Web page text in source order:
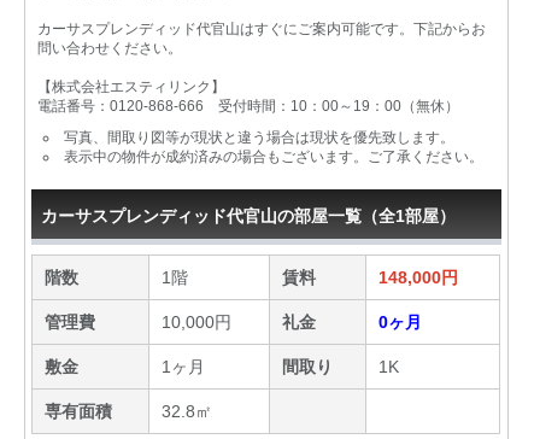
カーサスプレンディッド代官山はすぐにご案内可能です。下記からお
問い合わせください。
【株式会社エスティリンク】
電話番号：0120-868-666 受付時間：10：00～19：00（無休）
写真、間取り図等が現状と違う場合は現状を優先致します。
表示中の物件が成約済みの場合もございます。ご了承ください。
カーサスプレンディッド代官山の部屋一覧（全1部屋）
階数 1階 賃料 148,000円
管理費 10,000円 礼金 0ヶ月
敷金 1ヶ月 間取り 1K
専有面積 32.8㎡